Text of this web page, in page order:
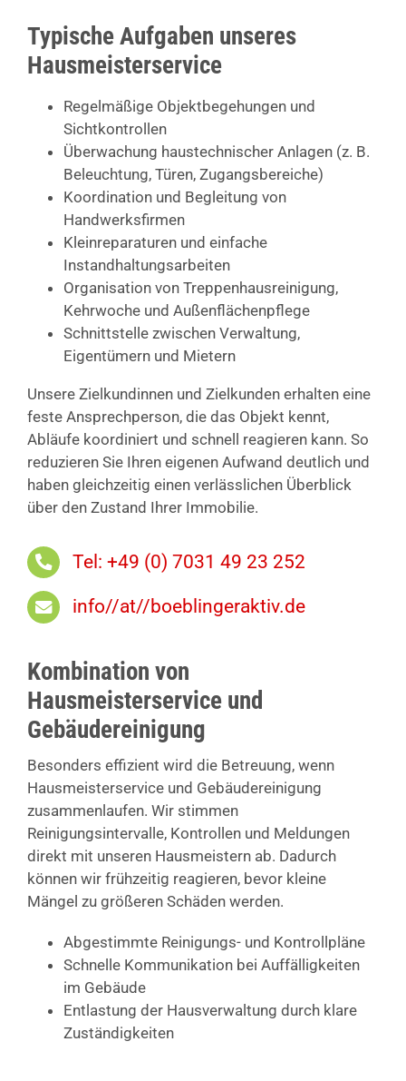
Typische Aufgaben unseres
Hausmeisterservice
Regelmäßige Objektbegehungen und
Sichtkontrollen
Überwachung haustechnischer Anlagen (z. B.
Beleuchtung, Türen, Zugangsbereiche)
Koordination und Begleitung von
Handwerksfirmen
Kleinreparaturen und einfache
Instandhaltungsarbeiten
Organisation von Treppenhausreinigung,
Kehrwoche und Außenflächenpflege
Schnittstelle zwischen Verwaltung,
Eigentümern und Mietern
Unsere Zielkundinnen und Zielkunden erhalten eine
feste Ansprechperson, die das Objekt kennt,
Abläufe koordiniert und schnell reagieren kann. So
reduzieren Sie Ihren eigenen Aufwand deutlich und
haben gleichzeitig einen verlässlichen Überblick
über den Zustand Ihrer Immobilie.
Tel: +49 (0) 7031 49 23 252
info//at//boeblingeraktiv.de
Kombination von
Hausmeisterservice und
Gebäudereinigung
Besonders effizient wird die Betreuung, wenn
Hausmeisterservice und Gebäudereinigung
zusammenlaufen. Wir stimmen
Reinigungsintervalle, Kontrollen und Meldungen
direkt mit unseren Hausmeistern ab. Dadurch
können wir frühzeitig reagieren, bevor kleine
Mängel zu größeren Schäden werden.
Abgestimmte Reinigungs- und Kontrollpläne
Schnelle Kommunikation bei Auffälligkeiten
im Gebäude
Entlastung der Hausverwaltung durch klare
Zuständigkeiten